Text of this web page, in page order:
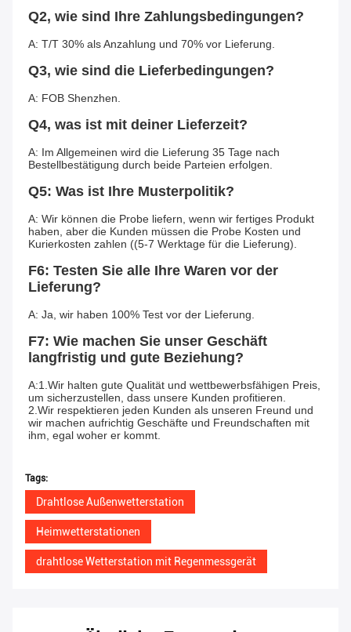
Q2, wie sind Ihre Zahlungsbedingungen?
A: T/T 30% als Anzahlung und 70% vor Lieferung.
Q3, wie sind die Lieferbedingungen?
A: FOB Shenzhen.
Q4, was ist mit deiner Lieferzeit?
A: Im Allgemeinen wird die Lieferung 35 Tage nach
Bestellbestätigung durch beide Parteien erfolgen.
Q5: Was ist Ihre Musterpolitik?
A: Wir können die Probe liefern, wenn wir fertiges Produkt
haben, aber die Kunden müssen die Probe Kosten und
Kurierkosten zahlen ((5-7 Werktage für die Lieferung).
F6: Testen Sie alle Ihre Waren vor der
Lieferung?
A: Ja, wir haben 100% Test vor der Lieferung.
F7: Wie machen Sie unser Geschäft
langfristig und gute Beziehung?
A:1.Wir halten gute Qualität und wettbewerbsfähigen Preis,
um sicherzustellen, dass unsere Kunden profitieren.
2.Wir respektieren jeden Kunden als unseren Freund und
wir machen aufrichtig Geschäfte und Freundschaften mit
ihm, egal woher er kommt.
Tags:
Drahtlose Außenwetterstation
Heimwetterstationen
drahtlose Wetterstation mit Regenmessgerät